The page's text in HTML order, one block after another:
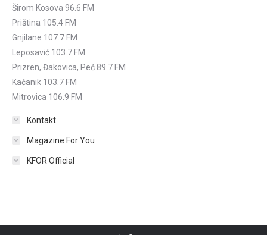
Širom Kosova 96.6 FM
Priština 105.4 FM
Gnjilane 107.7 FM
Leposavić 103.7 FM
Prizren, Đakovica, Peć 89.7 FM
Kačanik 103.7 FM
Mitrovica 106.9 FM
Kontakt
Magazine For You
KFOR Official